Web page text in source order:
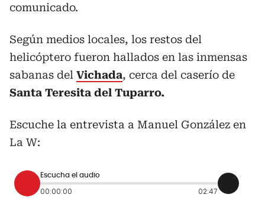
comunicado.
Según medios locales, los restos del
helicóptero fueron hallados en las inmensas
sabanas del Vichada, cerca del caserío de
Santa Teresita del Tuparro.
Escuche la entrevista a Manuel González en
La W:
Escucha el audio
00:00:00 02:47